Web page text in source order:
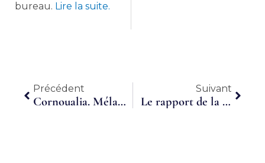
bureau. Lire la suite.
Précédent
Précédent
Cornoualia. Mélanie André, douze ans de travail à temps partagé
Suivant
Le rapport de la mission coworking enfin dévoilé !